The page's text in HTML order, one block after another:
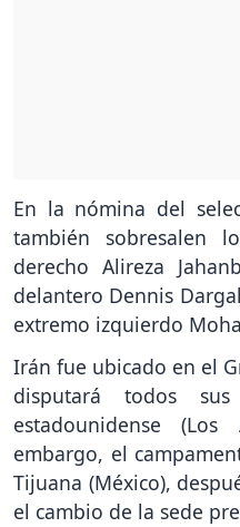
En la nómina del
también sobresalen
derecho Alireza
delantero Dennis
extremo izquierdo
Irán fue ubicado en el
disputará todos
estadounidense
embargo, el
Tijuana (México),
el cambio de la sede